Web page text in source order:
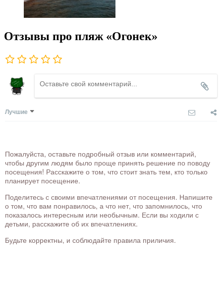
Отзывы про пляж «Огонек»
Лучшие
Пожалуйста, оставьте подробный отзыв или комментарий,
чтобы другим людям было проще принять решение по поводу
посещения! Расскажите о том, что стоит знать тем, кто только
планирует посещение.
Поделитесь с своими впечатлениями от посещения. Напишите
о том, что вам понравилось, а что нет, что запомнилось, что
показалось интересным или необычным. Если вы ходили с
детьми, расскажите об их впечатлениях.
Будьте корректны, и соблюдайте правила приличия.